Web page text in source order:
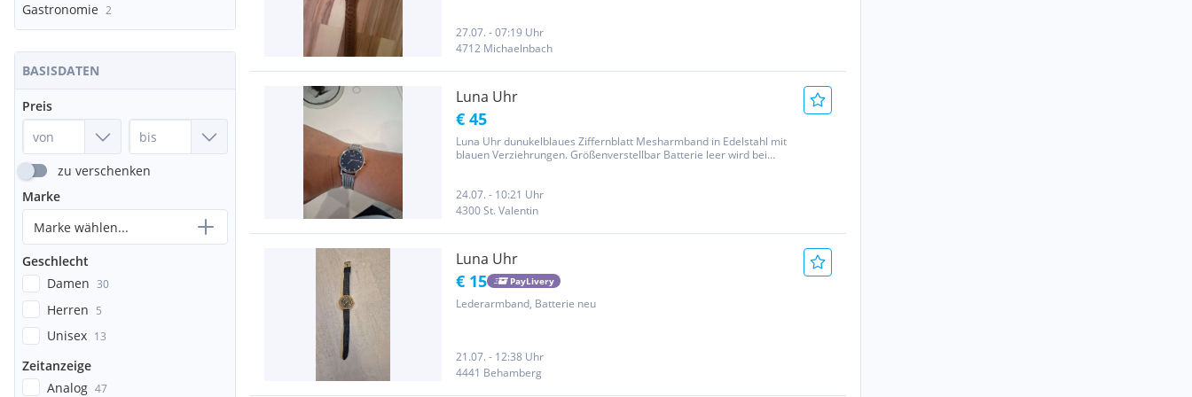
Gastronomie 2
BASISDATEN
Preis
zu verschenken
Marke
Marke wählen...
Geschlecht
Damen 30
Herren 5
Unisex 13
Zeitanzeige
Analog 47
27.07. - 07:19 Uhr
4712 Michaelnbach
Luna Uhr
€ 45
Luna Uhr dunukelblaues Ziffernblatt Mesharmband in Edelstahl mit
blauen Verziehrungen. Größenverstellbar Batterie leer wird bei
24.07. - 10:21 Uhr
4300 St. Valentin
Luna Uhr
€ 15 PayLivery
Lederarmband, Batterie neu
21.07. - 12:38 Uhr
4441 Behamberg